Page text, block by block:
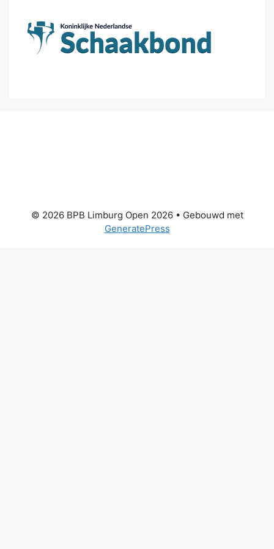
© 2026 BPB Limburg Open 2026• Gebouwd met
GeneratePress